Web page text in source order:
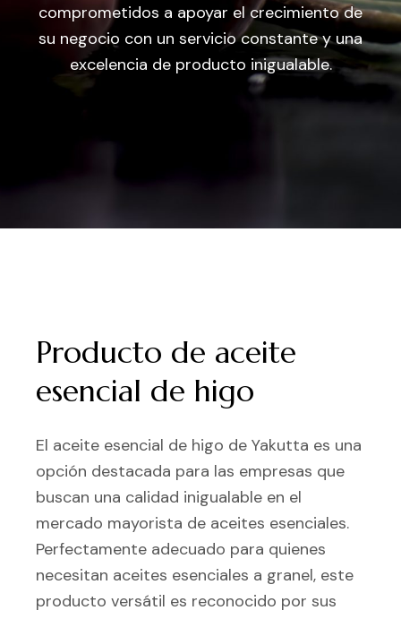
comprometidos a apoyar el crecimiento de
su negocio con un servicio constante y una
excelencia de producto inigualable.
Producto de aceite
esencial de higo
El aceite esencial de higo de Yakutta es una
opción destacada para las empresas que
buscan una calidad inigualable en el
mercado mayorista de aceites esenciales.
Perfectamente adecuado para quienes
necesitan aceites esenciales a granel, este
producto versátil es reconocido por sus